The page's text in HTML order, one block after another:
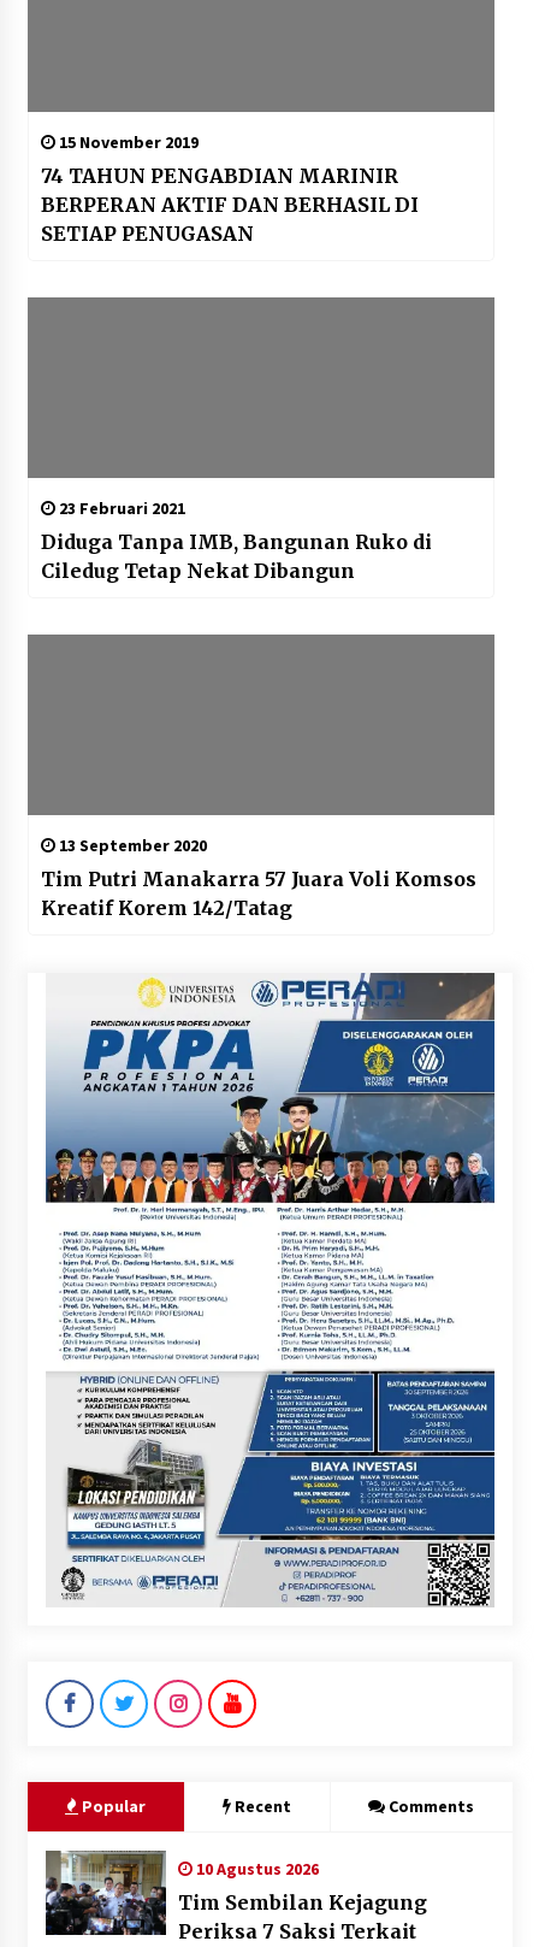
15 November 2019
74 TAHUN PENGABDIAN MARINIR
BERPERAN AKTIF DAN BERHASIL DI
SETIAP PENUGASAN
23 Februari 2021
Diduga Tanpa IMB, Bangunan Ruko di
Ciledug Tetap Nekat Dibangun
13 September 2020
Tim Putri Manakarra 57 Juara Voli Komsos
Kreatif Korem 142/Tatag
Popular Recent Comments
10 Agustus 2026
Tim Sembilan Kejagung
Periksa 7 Saksi Terkait